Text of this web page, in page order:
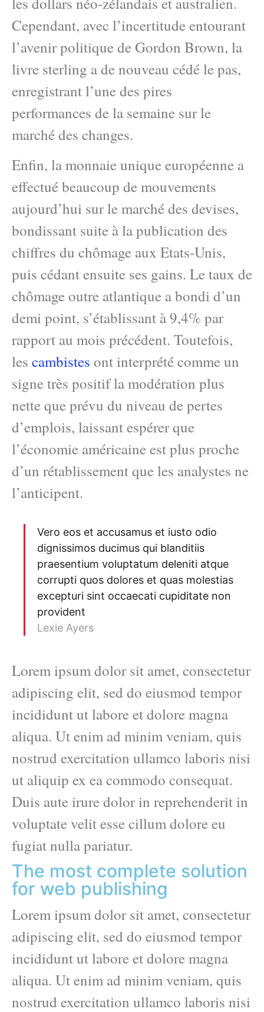
Cependant, avec l’incertitude entourant
l’avenir politique de Gordon Brown, la
livre sterling a de nouveau cédé le pas,
enregistrant l’une des pires
performances de la semaine sur le
marché des changes.
Enfin, la monnaie unique européenne a
effectué beaucoup de mouvements
aujourd’hui sur le marché des devises,
bondissant suite à la publication des
chiffres du chômage aux Etats-Unis,
puis cédant ensuite ses gains. Le taux de
chômage outre atlantique a bondi d’un
demi point, s’établissant à 9,4% par
rapport au mois précédent. Toutefois,
les cambistes ont interprété comme un
signe très positif la modération plus
nette que prévu du niveau de pertes
d’emplois, laissant espérer que
l’économie américaine est plus proche
d’un rétablissement que les analystes ne
l’anticipent.
Vero eos et accusamus et iusto odio
dignissimos ducimus qui blanditiis
praesentium voluptatum deleniti atque
corrupti quos dolores et quas molestias
excepturi sint occaecati cupiditate non
provident
Lexie Ayers
Lorem ipsum dolor sit amet, consectetur
adipiscing elit, sed do eiusmod tempor
incididunt ut labore et dolore magna
aliqua. Ut enim ad minim veniam, quis
nostrud exercitation ullamco laboris nisi
ut aliquip ex ea commodo consequat.
Duis aute irure dolor in reprehenderit in
voluptate velit esse cillum dolore eu
fugiat nulla pariatur.
The most complete solution
for web publishing
Lorem ipsum dolor sit amet, consectetur
adipiscing elit, sed do eiusmod tempor
incididunt ut labore et dolore magna
aliqua. Ut enim ad minim veniam, quis
nostrud exercitation ullamco laboris nisi